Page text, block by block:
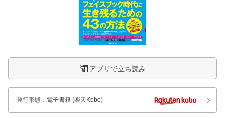
アプリで立ち読み
発行形態 ： 電子書籍 (楽天Kobo)